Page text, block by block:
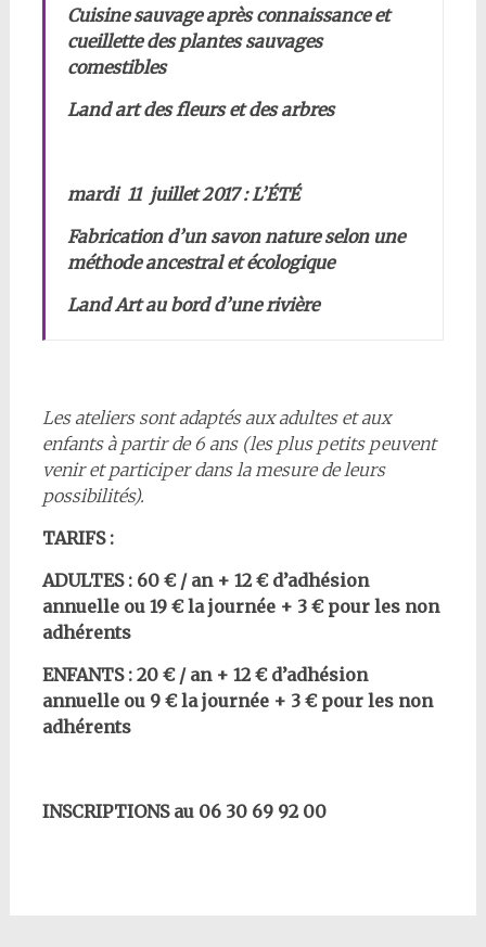
Cuisine sauvage après connaissance et
cueillette des plantes sauvages
comestibles
Land art des fleurs et des arbres
mardi 11 juillet 2017 : L’ÉTÉ
Fabrication d’un savon nature selon une
méthode ancestral et écologique
Land Art au bord d’une rivière
Les ateliers sont adaptés aux adultes et aux
enfants à partir de 6 ans (les plus petits peuvent
venir et participer dans la mesure de leurs
possibilités).
TARIFS :
ADULTES : 60 € / an + 12 € d’adhésion
annuelle ou 19 € la journée + 3 € pour les non
adhérents
ENFANTS : 20 € / an + 12 € d’adhésion
annuelle ou 9 € la journée + 3 € pour les non
adhérents
INSCRIPTIONS au 06 30 69 92 00